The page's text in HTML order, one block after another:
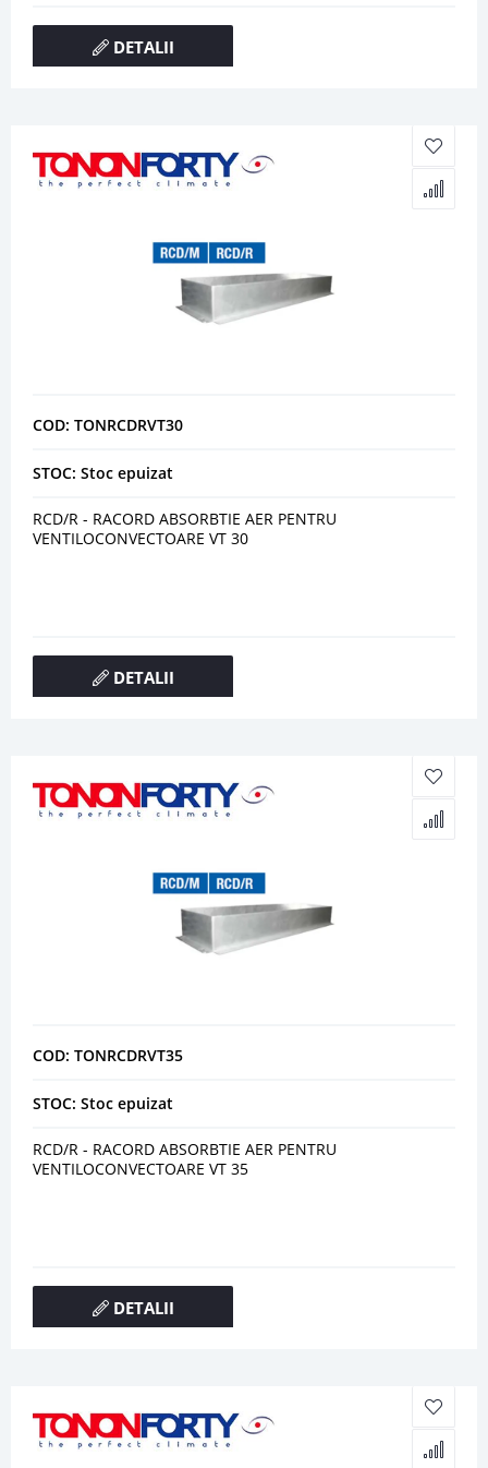
DETALII
COD: TONRCDRVT30
STOC: Stoc epuizat
RCD/R - RACORD ABSORBTIE AER PENTRU
VENTILOCONVECTOARE VT 30
DETALII
COD: TONRCDRVT35
STOC: Stoc epuizat
RCD/R - RACORD ABSORBTIE AER PENTRU
VENTILOCONVECTOARE VT 35
DETALII